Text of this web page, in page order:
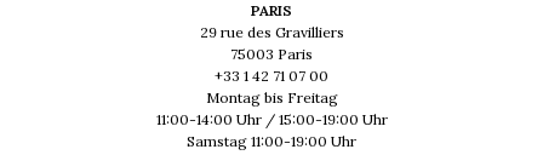
PARIS
29 rue des Gravilliers
75003 Paris
+33 1 42 71 07 00
Montag bis Freitag
11:00-14:00 Uhr / 15:00-19:00 Uhr
Samstag 11:00-19:00 Uhr